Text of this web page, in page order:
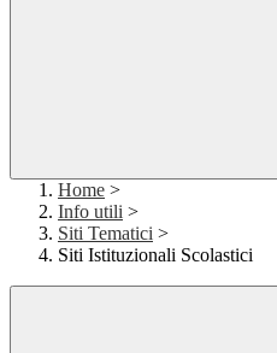
Home >
Info utili >
Siti Tematici >
Siti Istituzionali Scolastici